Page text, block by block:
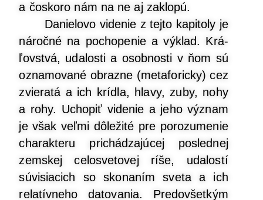
a čosko­ro nám na ne aj zaklopú.
Danie­lo­vo vide­nie z tej­to kapi­to­ly je
nároč­né na pocho­pe­nie a výklad. Krá­
ľov­stvá, uda­los­ti a osob­nos­ti v ňom sú
ozna­mo­va­né obraz­ne (meta­fo­ric­ky) cez
zvie­ra­tá a ich kríd­la, hla­vy, zuby, nohy
a rohy. Ucho­piť vide­nie a jeho význam
je však veľ­mi dôle­ži­té pre poro­zu­me­nie
cha­rak­te­ru pri­chá­dza­jú­cej posled­nej
zem­skej celo­sve­to­vej ríše, uda­los­tí
súvi­sia­cich so sko­na­ním sve­ta a ich
rela­tív­ne­ho dato­va­nia. Pre­dov­šet­kým